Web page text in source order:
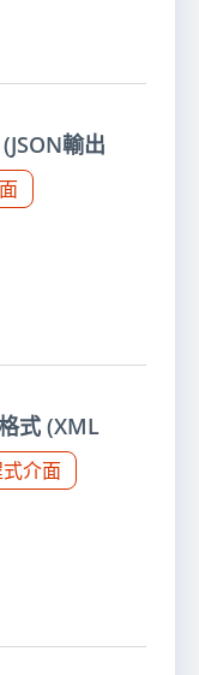
輸出
式 (XML
介面